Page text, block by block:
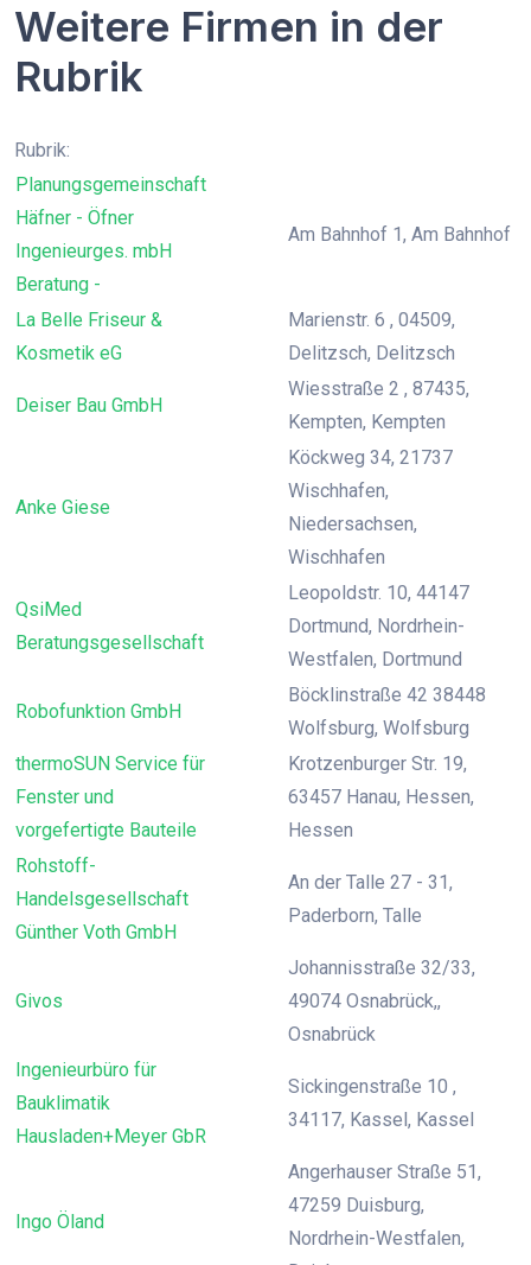
Weitere Firmen in der
Rubrik
Rubrik:
Planungsgemeinschaft
Häfner - Öfner
Ingenieurges. mbH
Beratung -
Am Bahnhof 1, Am Bahnhof
La Belle Friseur &
Kosmetik eG
Marienstr. 6 , 04509,
Delitzsch, Delitzsch
Deiser Bau GmbH
Wiesstraße 2 , 87435,
Kempten, Kempten
Anke Giese
Köckweg 34, 21737
Wischhafen,
Niedersachsen,
Wischhafen
QsiMed
Beratungsgesellschaft
Leopoldstr. 10, 44147
Dortmund, Nordrhein-
Westfalen, Dortmund
Robofunktion GmbH
Böcklinstraße 42 38448
Wolfsburg, Wolfsburg
thermoSUN Service für
Fenster und
vorgefertigte Bauteile
Krotzenburger Str. 19,
63457 Hanau, Hessen,
Hessen
Rohstoff-
Handelsgesellschaft
Günther Voth GmbH
An der Talle 27 - 31,
Paderborn, Talle
Givos
Johannisstraße 32/33,
49074 Osnabrück,,
Osnabrück
Ingenieurbüro für
Bauklimatik
Hausladen+Meyer GbR
Sickingenstraße 10 ,
34117, Kassel, Kassel
Ingo Öland
Angerhauser Straße 51,
47259 Duisburg,
Nordrhein-Westfalen,